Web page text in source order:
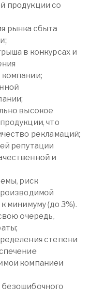
продукции со
рынка сбыта
в конкурсах и
высокое
что
рекламаций;
репутации
и
риск
минимуму (до 3%).
очередь,
степени
компанией